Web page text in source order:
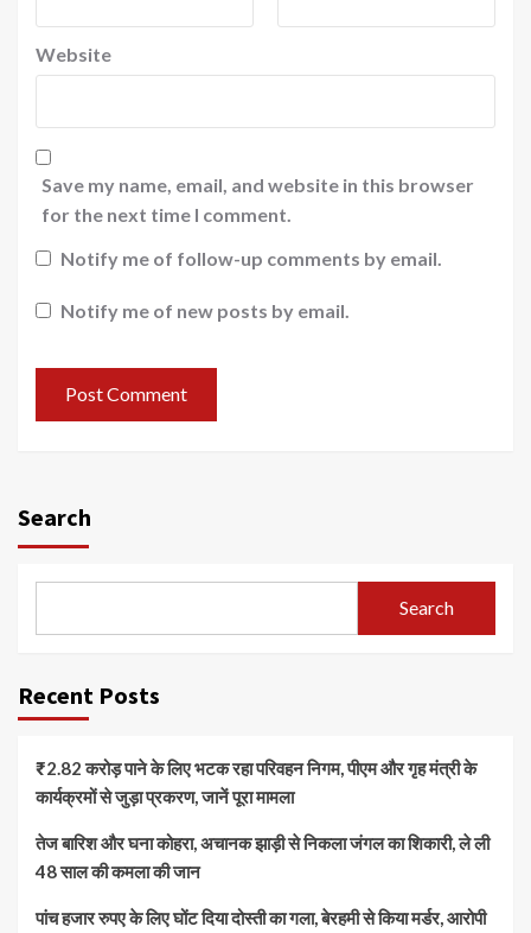
Website
Save my name, email, and website in this browser
for the next time I comment.
Notify me of follow-up comments by email.
Notify me of new posts by email.
Search
Search
Recent Posts
₹2.82 करोड़ पाने के लिए भटक रहा परिवहन निगम, पीएम और गृह मंत्री के
कार्यक्रमों से जुड़ा प्रकरण, जानें पूरा मामला
तेज बारिश और घना कोहरा, अचानक झाड़ी से निकला जंगल का शिकारी, ले ली
48 साल की कमला की जान
पांच हजार रुपए के लिए घोंट दिया दोस्ती का गला, बेरहमी से किया मर्डर, आरोपी